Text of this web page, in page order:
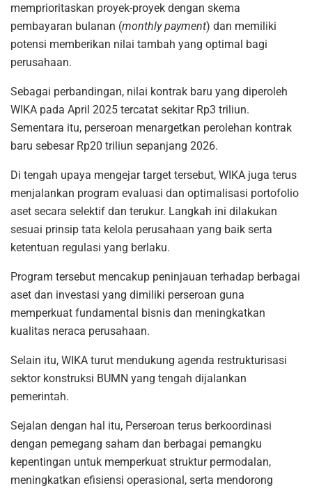
memprioritaskan proyek-proyek dengan skema
pembayaran bulanan (monthly payment) dan memiliki
potensi memberikan nilai tambah yang optimal bagi
perusahaan.
Sebagai perbandingan, nilai kontrak baru yang diperoleh
WIKA pada April 2025 tercatat sekitar Rp3 triliun.
Sementara itu, perseroan menargetkan perolehan kontrak
baru sebesar Rp20 triliun sepanjang 2026.
Di tengah upaya mengejar target tersebut, WIKA juga terus
menjalankan program evaluasi dan optimalisasi portofolio
aset secara selektif dan terukur. Langkah ini dilakukan
sesuai prinsip tata kelola perusahaan yang baik serta
ketentuan regulasi yang berlaku.
Program tersebut mencakup peninjauan terhadap berbagai
aset dan investasi yang dimiliki perseroan guna
memperkuat fundamental bisnis dan meningkatkan
kualitas neraca perusahaan.
Selain itu, WIKA turut mendukung agenda restrukturisasi
sektor konstruksi BUMN yang tengah dijalankan
pemerintah.
Sejalan dengan hal itu, Perseroan terus berkoordinasi
dengan pemegang saham dan berbagai pemangku
kepentingan untuk memperkuat struktur permodalan,
meningkatkan efisiensi operasional, serta mendorong